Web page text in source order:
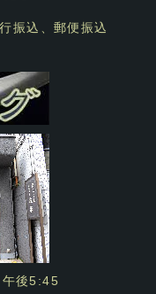
振込、郵便振込
後5:45